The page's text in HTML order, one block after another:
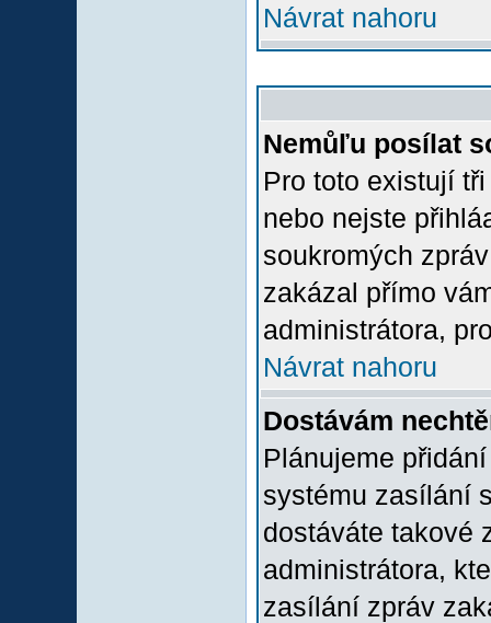
Návrat nahoru
Nemůľu posílat
Pro toto existují
nebo nejste
soukromých
zakázal přímo
administrátora,
Návrat nahoru
Dostávám
Plánujeme
systému zasílání
dostáváte takové
administrátora,
zasílání zpráv